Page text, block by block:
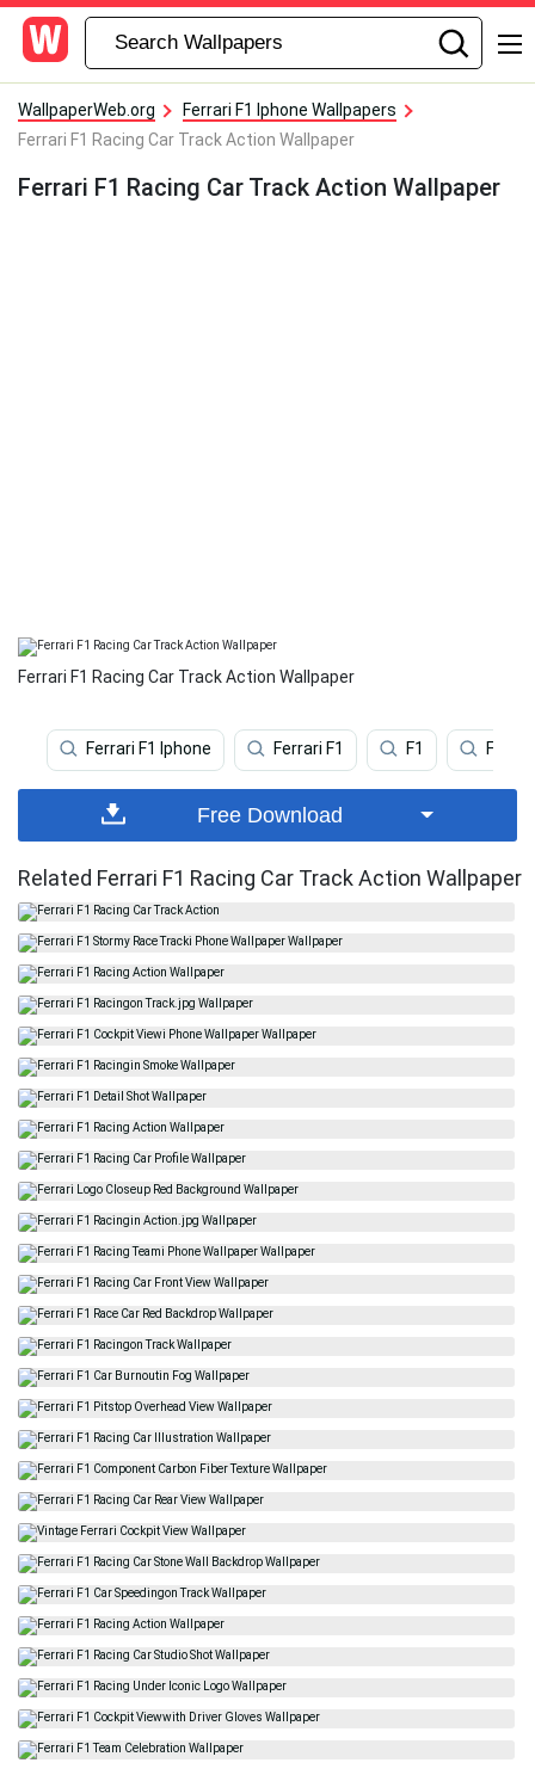
WallpaperWeb.org
Ferrari F1 Iphone Wallpapers
Ferrari F1 Racing Car Track Action Wallpaper
Ferrari F1 Racing Car Track Action Wallpaper
Ferrari F1 Racing Car Track Action Wallpaper
Ferrari F1 Iphone Ferrari F1 F1
Free Download
Related Ferrari F1 Racing Car Track Action Wallpaper